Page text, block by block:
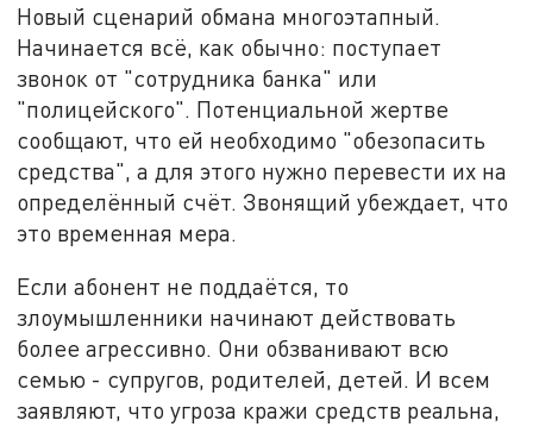
Новый сценарий обмана многоэтапный.
Начинается всё, как обычно: поступает
звонок от "сотрудника банка" или
"полицейского". Потенциальной жертве
сообщают, что ей необходимо "обезопасить
средства", а для этого нужно перевести их на
определённый счёт. Звонящий убеждает, что
это временная мера.
Если абонент не поддаётся, то
злоумышленники начинают действовать
более агрессивно. Они обзванивают всю
семью - супругов, родителей, детей. И всем
заявляют, что угроза кражи средств реальна,